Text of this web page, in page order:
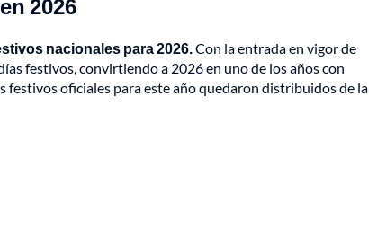
2026
nacionales para 2026.Con la entrada en vigor de
festivos, convirtiendo a 2026 en uno de los años con
festivos oficiales para este año quedaron distribuidos de la